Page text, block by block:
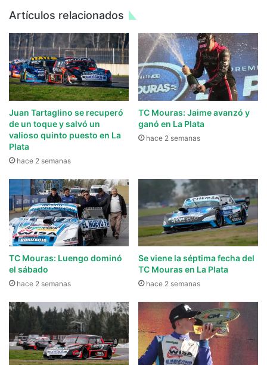
Artículos relacionados
Juan Tartaglino se recuperó
de un toque y salvó un
valioso quinto puesto en La
Plata
hace 2 semanas
TC Mouras: Jaime avanzó y
ganó en La Plata
hace 2 semanas
TC Mouras: Luengo dominó
el sábado
hace 2 semanas
Se viene la séptima fecha del
TC Mouras en La Plata
hace 2 semanas